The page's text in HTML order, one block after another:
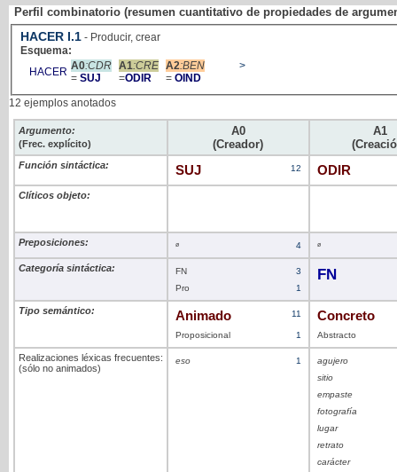
Perfil combinatorio (resumen cuantitativo de propiedades de
HACER I.1 - Producir, crear
Esquema:
HACER A0:CDR
= SUJ
A1:CRE
=ODIR
A2:BEN
= OIND
>
12 ejemplos anotados
Argumento:
(Frec. explícito)
A0
(Creador)
A1
Función sintáctica: SUJ 12 ODIR
Clíticos objeto:
Preposiciones: ø 4 ø
Categoría sintáctica: FN
3
Pro
1
FN
Tipo semántico: Animado 11
Proposicional 1
Concreto
Abstracto
Realizaciones léxicas frecuentes:
(sólo no animados)
eso 1
agujero
sitio
empaste
fotografía
lugar
retrato
carácter